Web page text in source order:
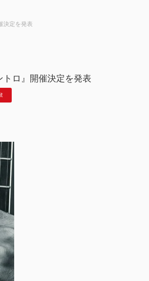
決定を発表
ロ』開催決定を発表